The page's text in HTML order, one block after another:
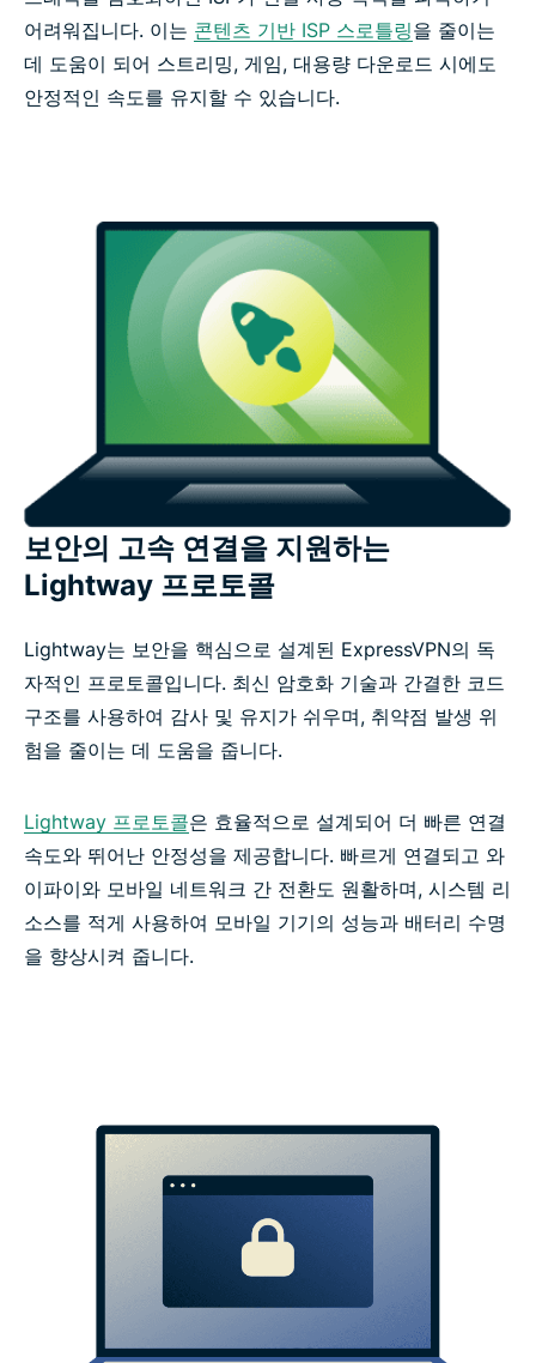
어려워집니다. 이는 콘텐츠 기반 ISP 스로틀링을 줄이는
데 도움이 되어 스트리밍, 게임, 대용량 다운로드 시에도
안정적인 속도를 유지할 수 있습니다.
보안의 고속 연결을 지원하는
Lightway 프로토콜
Lightway는 보안을 핵심으로 설계된 ExpressVPN의 독
자적인 프로토콜입니다. 최신 암호화 기술과 간결한 코드
구조를 사용하여 감사 및 유지가 쉬우며, 취약점 발생 위
험을 줄이는 데 도움을 줍니다.
Lightway 프로토콜은 효율적으로 설계되어 더 빠른 연결
속도와 뛰어난 안정성을 제공합니다. 빠르게 연결되고 와
이파이와 모바일 네트워크 간 전환도 원활하며, 시스템 리
소스를 적게 사용하여 모바일 기기의 성능과 배터리 수명
을 향상시켜 줍니다.